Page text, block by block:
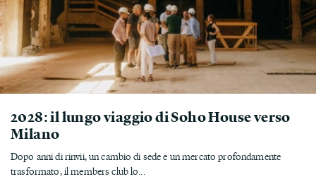
2028: il lungo viaggio di Soho House verso
Milano
Dopo anni di rinvii, un cambio di sede e un mercato profondamente
trasformato, il members club lo...